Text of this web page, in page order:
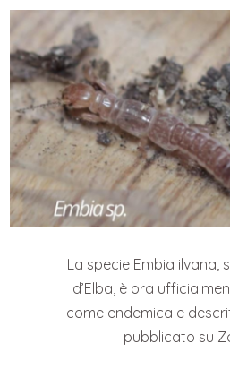
La specie Embia ilvana,
d’Elba, è ora
come endemica e
pubblicato su